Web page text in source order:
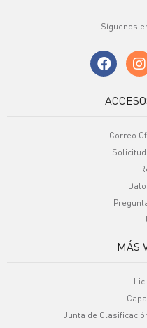
Síguenos
Correo
MÁS
Junta de